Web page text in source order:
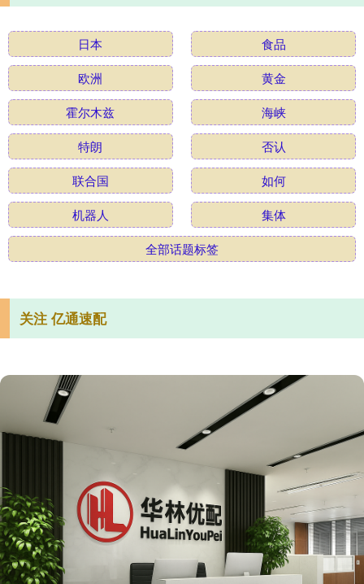
日本
食品
欧洲
黄金
霍尔木兹
海峡
特朗
否认
联合国
如何
机器人
集体
全部话题标签
关注 亿通速配